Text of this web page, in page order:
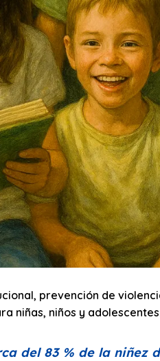
prevención de
niñas, niños y
del 83 % de la niñez